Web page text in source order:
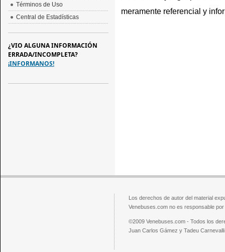
meramente referencial y
Términos de Uso
Central de Estadísticas
¿VIO ALGUNA INFORMACIÓN
ERRADA/INCOMPLETA?
¡INFORMANOS!
Los derechos de autor del material
Venebuses.com no es responsable
©2009 Venebuses.com - Todos los
Juan Carlos Gámez y Tadeu Carnevalli